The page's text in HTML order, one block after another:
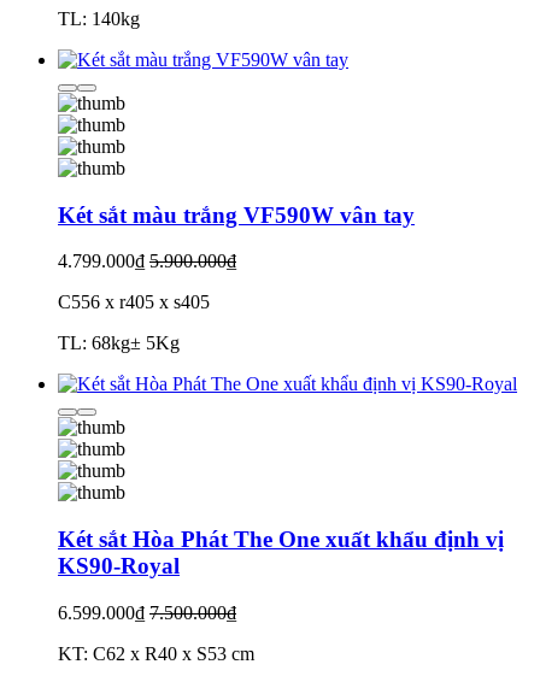
TL: 140kg
Két sắt màu trắng VF590W vân tay
4.799.000₫ 5.900.000₫
C556 x r405 x s405
TL: 68kg± 5Kg
Két sắt Hòa Phát The One xuất khẩu định vị
KS90-Royal
6.599.000₫ 7.500.000₫
KT: C62 x R40 x S53 cm